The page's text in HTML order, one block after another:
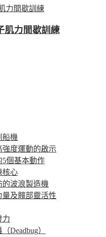
力間歇訓練
機
度運動的啟示
5個基本動作
核心
波浪製造機
及髖部靈活性
力
Deadbug）